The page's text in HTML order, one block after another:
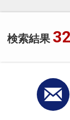
検索結果 32